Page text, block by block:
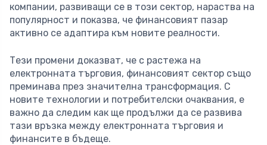
компании, развиващи се в този сектор, нараства на
популярност и показва, че финансовият пазар
активно се адаптира към новите реалности.
Тези промени доказват, че с растежа на
електронната търговия, финансовият сектор също
преминава през значителна трансформация. С
новите технологии и потребителски очаквания, е
важно да следим как ще продължи да се развива
тази връзка между електронната търговия и
финансите в бъдеще.